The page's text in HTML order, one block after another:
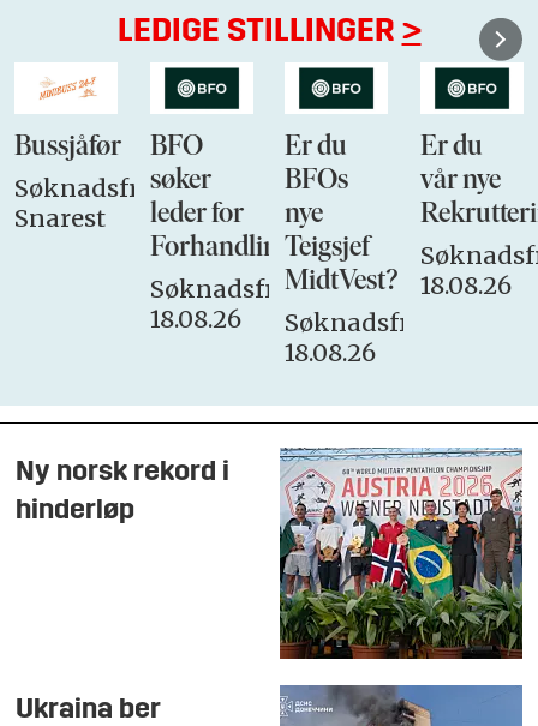
LEDIGE STILLINGER >
Bussjåfør
Søknadsfrist:
Snarest
BFO
søker
leder for
Forhandlingsutvalget
Søknadsfrist:
18.08.26
Er du
BFOs
nye
Teigsjef
MidtVest?
Søknadsfrist:
18.08.26
Er du
vår nye
18.08.26
Ny norsk rekord i
hinderløp
Ukraina ber